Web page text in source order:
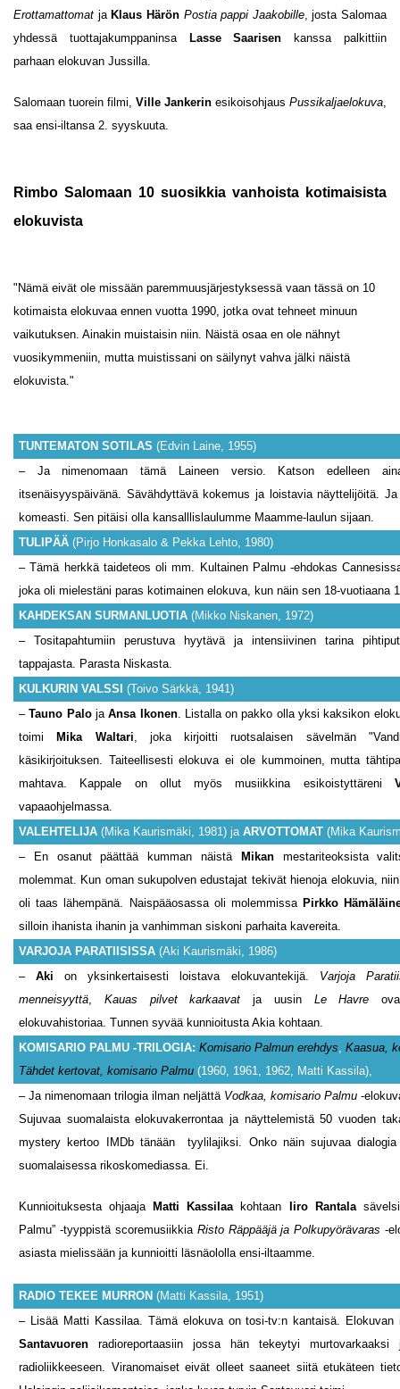
Erottamattomat ja Klaus Härön Postia pappi Jaakobille, josta Salomaa
yhdessä tuottajakumppaninsa
Lasse Saarisen
kanssa palkittiin
parhaan elokuvan Jussilla.
Salomaan tuorein filmi, Ville Jankerin esikoisohjaus Pussikaljaelokuva,
saa ensi-iltansa 2. syyskuuta.
Rimbo Salomaan 10 suosikkia vanhoista kotimaisista
elokuvista
"Nämä eivät ole missään paremmuusjärjestyksessä vaan tässä on 10
kotimaista elokuvaa ennen vuotta 1990, jotka ovat tehneet minuun
vaikutuksen. Ainakin muistaisin niin. Näistä osaa en ole nähnyt
vuosikymmeniin, mutta muistissani on säilynyt vahva jälki näistä
elokuvista."
TUNTEMATON SOTILAS (Edvin Laine, 1955)
– Ja nimenomaan tämä Laineen versio. Katson edelleen
itsenäisyyspäivänä. Sävähdyttävä kokemus ja loistavia näyttelijöitä.
komeasti. Sen pitäisi olla kansalllislaulumme Maamme-laulun sijaan.
TULIPÄÄ (Pirjo Honkasalo & Pekka Lehto, 1980)
– Tämä herkkä taideteos oli mm. Kultainen Palmu -ehdokas
joka oli mielestäni paras kotimainen elokuva, kun näin sen 18-vuotiaana
KAHDEKSAN SURMANLUOTIA (Mikko Niskanen, 1972)
– Tositapahtumiin perustuva hyytävä ja intensiivinen tarina
tappajasta. Parasta Niskasta.
KULKURIN VALSSI (Toivo Särkkä, 1941)
–Tauno Palo jaAnsa Ikonen. Listalla on pakko olla yksi kaksikon
toimi
Mika Waltari, joka kirjoitti ruotsalaisen sävelmän
käsikirjoituksen. Taiteellisesti elokuva ei ole kummoinen, mutta
mahtava. Kappale on ollut myös musiikkina esikoistyttäreni
vapaaohjelmassa.
VALEHTELIJA (Mika Kaurismäki, 1981) ja ARVOTTOMAT (Mika
– En osanut päättää kumman näistä
Mikan mestariteoksista
molemmat. Kun oman sukupolven edustajat tekivät hienoja elokuvia,
oli taas lähempänä. Naispääosassa oli molemmissa Pirkko
silloin ihanista ihanin ja vanhimman siskoni parhaita kavereita.
VARJOJA PARATIISISSA (Aki Kaurismäki, 1986)
–Akion yksinkertaisesti loistava elokuvantekijä. Varjoja
menneisyyttä, Kauas pilvet karkaavatja uusin Le Havre
elokuvahistoriaa. Tunnen syvää kunnioitusta Akia kohtaan.
KOMISARIO PALMU -TRILOGIA: Komisario Palmun erehdys, Kaasua,
Tähdet kertovat, komisario Palmu (1960, 1961, 1962, Matti Kassila),
– Ja nimenomaan trilogia ilman neljättä Vodkaa, komisario Palmu -
Sujuvaa suomalaista elokuvakerrontaa ja näyttelemistä 50 vuoden
mystery kertoo IMDb tänään tyylilajiksi. Onko näin sujuvaa
suomalaisessa rikoskomediassa. Ei.
Kunnioituksesta ohjaaja Matti Kassilaakohtaan Iiro Rantala
Palmu” -tyyppistä scoremusiikkia Risto Räppääjä ja Polkupyörävaras -
asiasta mielissään ja kunnioitti läsnäololla ensi-iltaamme.
RADIO TEKEE MURRON (Matti Kassila, 1951)
– Lisää Matti Kassilaa. Tämä elokuva on tosi-tv:n kantaisä.
Santavuoren radioreportaasiin jossa hän tekeytyi
radioliikkeeseen. Viranomaiset eivät olleet saaneet siitä etukäteen